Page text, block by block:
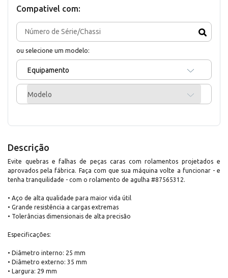
Compativel com:
ou selecione um modelo:
Equipamento
Modelo
Descrição
Evite quebras e falhas de peças caras com rolamentos projetados e
aprovados pela fábrica. Faça com que sua máquina volte a funcionar - e
tenha tranquilidade - com o rolamento de agulha #87565312.
• Aço de alta qualidade para maior vida útil
• Grande resistência a cargas extremas
• Tolerâncias dimensionais de alta precisão
Especificações:
• Diâmetro interno: 25 mm
• Diâmetro externo: 35 mm
• Largura: 29 mm